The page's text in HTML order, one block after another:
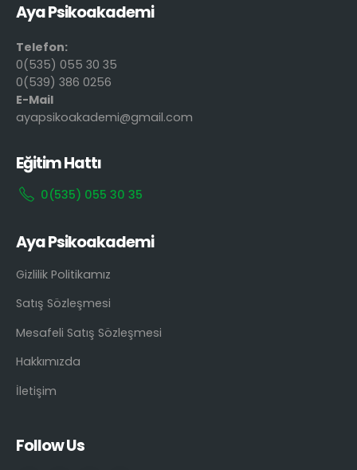
Aya Psikoakademi
Telefon:
0(535) 055 30 35
0(539) 386 0256
E-Mail
ayapsikoakademi@gmail.com
Eğitim Hattı
0(535) 055 30 35
Aya Psikoakademi
Gizlilik Politikamız
Satış Sözleşmesi
Mesafeli Satış Sözleşmesi
Hakkımızda
İletişim
Follow Us